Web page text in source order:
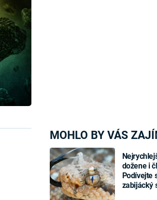
MOHLO BY VÁS
dožene i
Podívejte
zabijácký